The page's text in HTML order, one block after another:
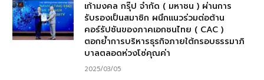
เก้ามงคล กรุ๊ป จำกัด ( มหาชน ) ผ่านการ
รับรองเป็นสมาชิก ผนึกแนวร่วมต่อต้าน
คอร์รัปชันของภาคเอกชนไทย ( CAC )
ตอกย้ำการบริหารธุรกิจภายใต้กรอบธรรมาภิ
บาลตลอดห่วงโซ่คุณค่า
2025/03/05